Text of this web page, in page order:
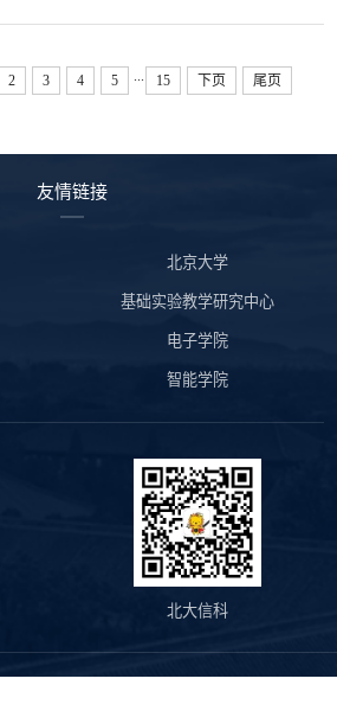
2 3 4 5 ... 15 下页 尾页
友情链接
北京大学
基础实验教学研究中心
电子学院
智能学院
北大信科